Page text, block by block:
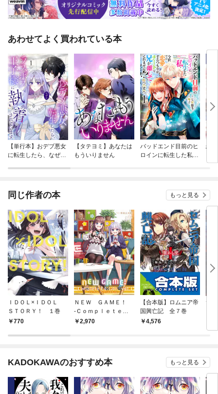
あわせてよく買われている本
【単行本】おデブ悪女
に転生したら、なぜか
【タテヨミ】あなたは
もういりません
バッドエンド目前のヒ
ロインに転生した私、
結
同じ作者の本 もっと見る
ＩＤＯＬ×ＩＤＯＬ
ＳＴＯＲＹ！ １巻
770
ＮＥＷ ＧＡＭＥ！
-Ｃｏｍｐｌｅｔｅ
Ｅｄｉｔｉｏｎ- １
2,970
【合本版】ロムニア帝
国興亡記 全７巻
4,576
サ
KADOKAWAのおすすめ本 もっと見る